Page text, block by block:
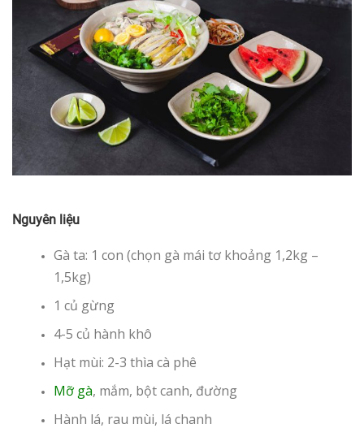
Nguyên liệu
Gà ta: 1 con (chọn gà mái tơ khoảng 1,2kg –
1,5kg)
1 củ gừng
4-5 củ hành khô
Hạt mùi: 2-3 thìa cà phê
Mỡ gà, mắm, bột canh, đường
Hành lá, rau mùi, lá chanh